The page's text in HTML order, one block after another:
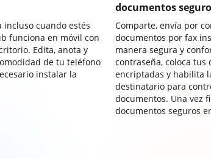
cuando estés
funciona en móvil con
Edita, anota y
de tu teléfono
instalar la
documentos
Comparte, envía por
documentos por fax
manera segura y
contraseña, coloca tus
encriptadas y habilita
destinatario para
documentos. Una vez
documentos seguros